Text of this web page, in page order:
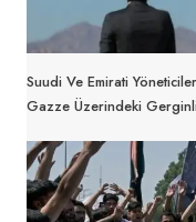
Suudi Ve Emirati
Gazze Üzerindeki